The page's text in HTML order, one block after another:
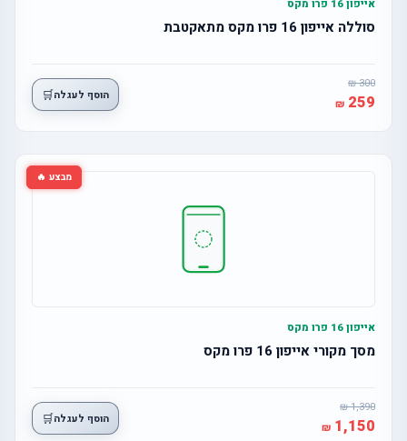
אייפון 16 פרו מקס
סוללה אייפון 16 פרו מקס מתאקטבת
300
259 הוסף לעגלה🛒
מבצע 🔥
אייפון 16 פרו מקס
מסך מקורי אייפון 16 פרו מקס
1,390
1,150 הוסף לעגלה🛒